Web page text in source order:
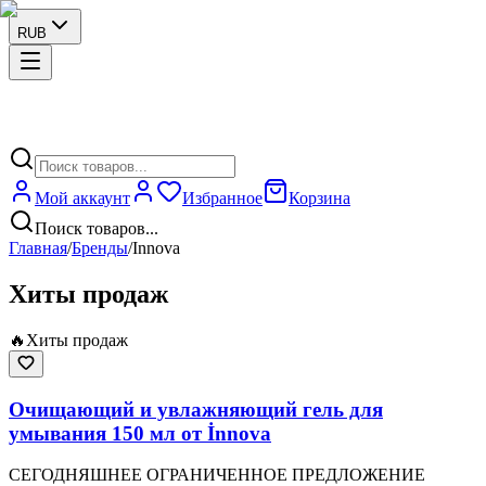
RUB
Мой аккаунт Избранное
Корзина
Поиск товаров...
Главная/Бренды/Innova
Хиты продаж
🔥 Хиты продаж
Очищающий и увлажняющий гель для
умывания 150 мл от İnnova
СЕГОДНЯШНЕЕ ОГРАНИЧЕННОЕ ПРЕДЛОЖЕНИЕ